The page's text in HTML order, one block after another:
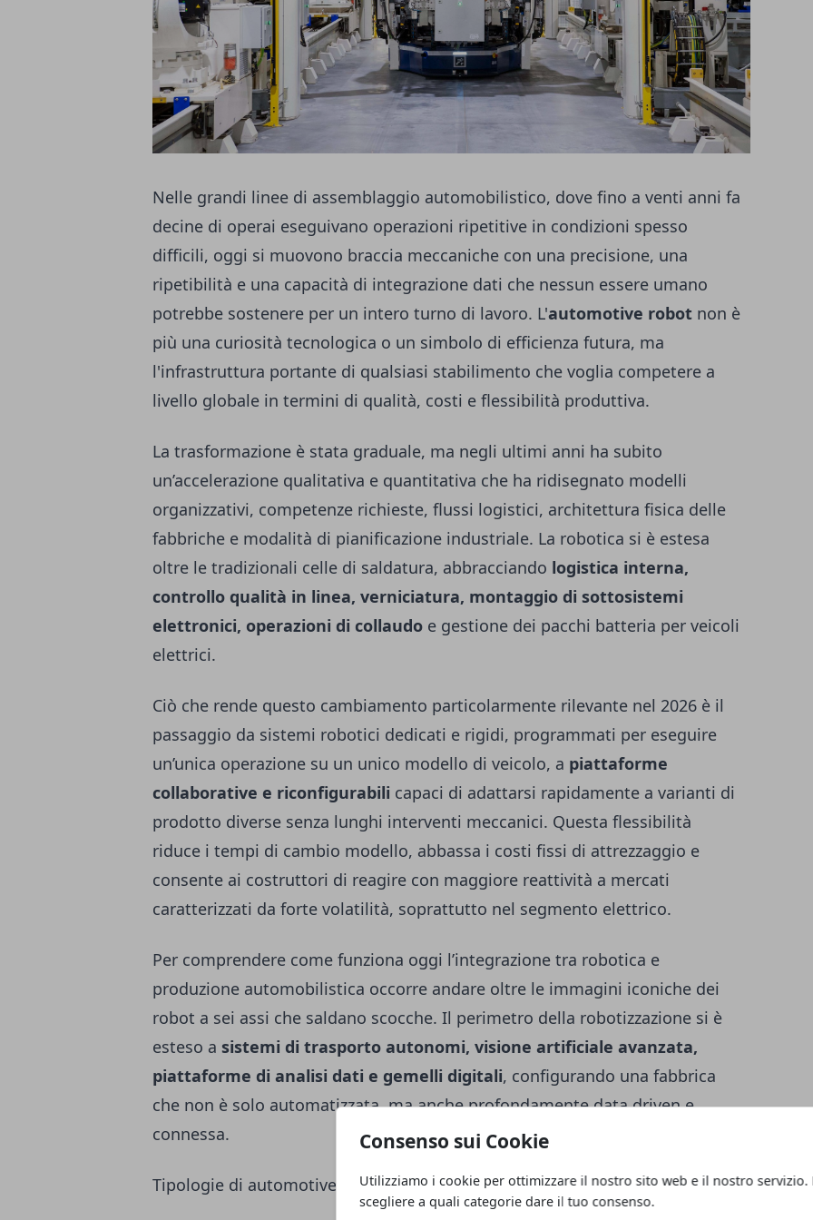
Consenso sui Cookie
Utilizziamo i cookie per ottimizzare il nostro sito web e il nostro servizio.
scegliere a quali categorie dare il tuo consenso.
Nelle grandi linee di assemblaggio automobilistico, dove fino a venti anni fa
decine di operai eseguivano operazioni ripetitive in condizioni spesso
difficili, oggi si muovono braccia meccaniche con una precisione, una
ripetibilità e una capacità di integrazione dati che nessun essere umano
potrebbe sostenere per un intero turno di lavoro. L'automotive robot non è
più una curiosità tecnologica o un simbolo di efficienza futura, ma
l'infrastruttura portante di qualsiasi stabilimento che voglia competere a
livello globale in termini di qualità, costi e flessibilità produttiva.
La trasformazione è stata graduale, ma negli ultimi anni ha subito
un’accelerazione qualitativa e quantitativa che ha ridisegnato modelli
organizzativi, competenze richieste, flussi logistici, architettura fisica delle
fabbriche e modalità di pianificazione industriale. La robotica si è estesa
oltre le tradizionali celle di saldatura, abbracciando logistica interna,
controllo qualità in linea, verniciatura, montaggio di sottosistemi
elettronici, operazioni di collaudo e gestione dei pacchi batteria per veicoli
elettrici.
Ciò che rende questo cambiamento particolarmente rilevante nel 2026 è il
passaggio da sistemi robotici dedicati e rigidi, programmati per eseguire
un’unica operazione su un unico modello di veicolo, a piattaforme
collaborative e riconfigurabili capaci di adattarsi rapidamente a varianti di
prodotto diverse senza lunghi interventi meccanici. Questa flessibilità
riduce i tempi di cambio modello, abbassa i costi fissi di attrezzaggio e
consente ai costruttori di reagire con maggiore reattività a mercati
caratterizzati da forte volatilità, soprattutto nel segmento elettrico.
Per comprendere come funziona oggi l’integrazione tra robotica e
produzione automobilistica occorre andare oltre le immagini iconiche dei
robot a sei assi che saldano scocche. Il perimetro della robotizzazione si è
esteso a sistemi di trasporto autonomi, visione artificiale avanzata,
piattaforme di analisi dati e gemelli digitali, configurando una fabbrica
che non è solo automatizzata, ma anche profondamente data driven e
connessa.
Tipologie di automotive robot nelle linee di produzione